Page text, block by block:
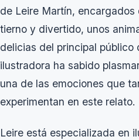
de Leire Martín,
tierno y divertido, unos
delicias del principal público
ilustradora ha sabido
una de las emociones que
experimentan en este relato.
Leire está especializada en